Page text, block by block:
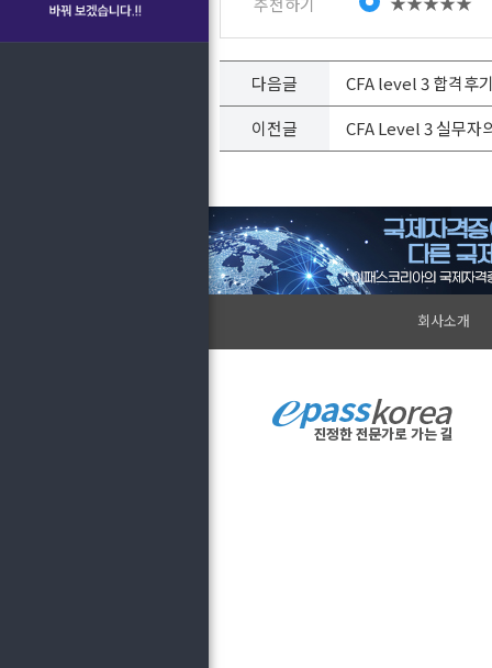
다음글
CFA level 3 합격후
이전글
CFA Level 3 실무자
회사소개